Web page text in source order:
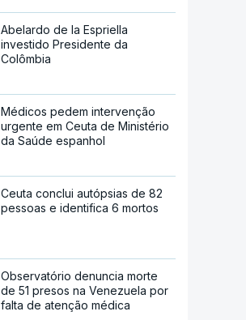
Abelardo de la Espriella
investido Presidente da
Colômbia
Médicos pedem intervenção
urgente em Ceuta de Ministério
da Saúde espanhol
Ceuta conclui autópsias de 82
pessoas e identifica 6 mortos
Observatório denuncia morte
de 51 presos na Venezuela por
falta de atenção médica